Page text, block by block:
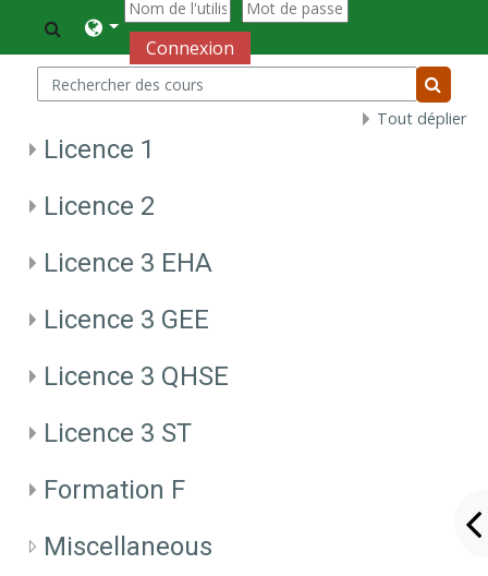
Passer au contenu principal
Activer/désactiver la saisie de recherche
Connexion
Rechercher des cours
Tout déplier
Licence 1
Licence 2
Licence 3 EHA
Licence 3 GEE
Licence 3 QHSE
Licence 3 ST
Formation F
Miscellaneous